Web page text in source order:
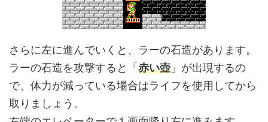
さらに左に進んでいくと、ラーの石造があります。
ラーの石造を攻撃すると「 赤い壺 」が出現するの
で、体力が減っている場合はライフを使用してから
取りましょう。